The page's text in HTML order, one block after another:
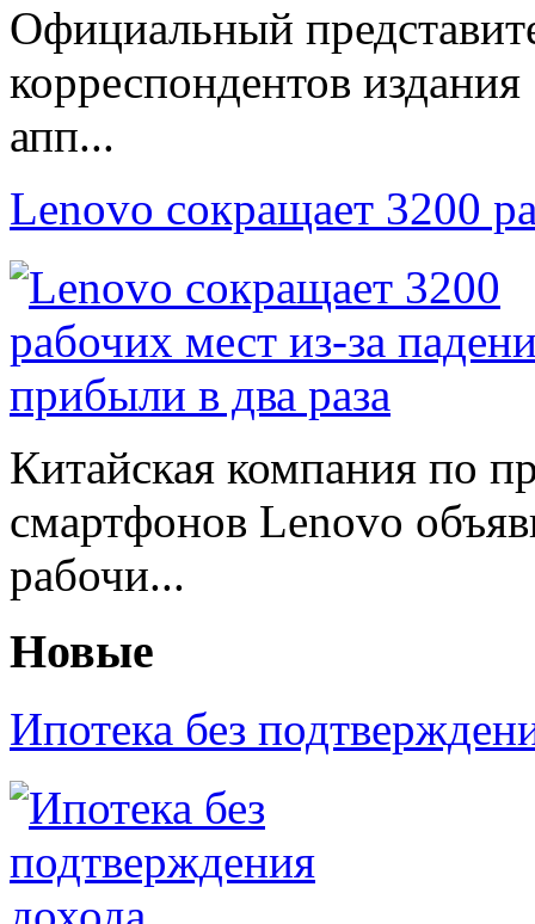
Официальный
корреспондентов
апп...
Lenovo сокращает 3200
Китайская компания по
смартфонов Lenovo
рабочи...
Новые
Ипотека без